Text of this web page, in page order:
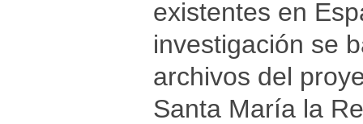
existentes en
investigación se
archivos del
Santa María la